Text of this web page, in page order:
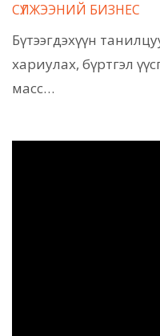
СҮЛЖЭЭНИЙ БИЗНЕС
Бүтээгдэхүүн
хариулах, бүртгэл
масс…